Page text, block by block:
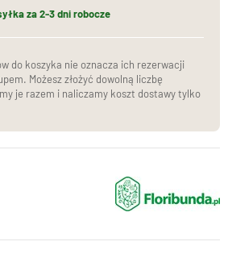
za 2-3 dni robocze
do koszyka nie oznacza ich rezerwacji
Możesz złożyć dowolną liczbę
je razem i naliczamy koszt dostawy tylko